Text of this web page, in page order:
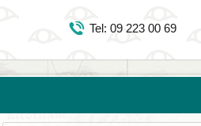
Tel: 09 223 00 69